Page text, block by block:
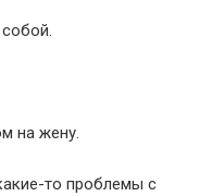
на жену.
то проблемы с